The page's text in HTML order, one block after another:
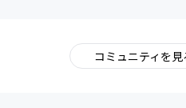
コミュニティを見